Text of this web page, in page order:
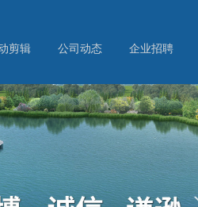
剪辑 公司动态 企业招聘